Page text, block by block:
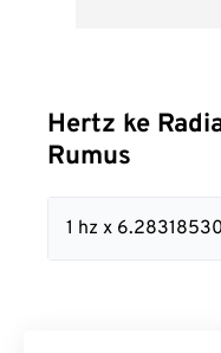
Hertz ke
Rumus
1 hz x